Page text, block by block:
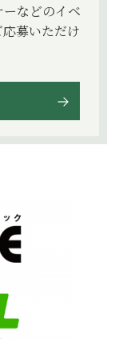
などのイベ
募いただけ